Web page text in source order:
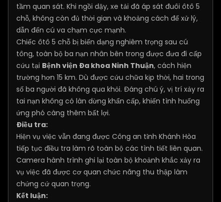
tầm quan sát. Khi ngồi dậy, xe tải đã áp sát đuôi ôtô 5
chỗ, không còn đủ thời gian và khoảng cách để xử lý,
dẫn đến cú va chạm cực mạnh.
Chiếc ôtô 5 chỗ bị biến dạng nghiêm trọng sau cú
tông, toàn bộ ba nạn nhân bên trong được đưa đi cấp
cứu tại Bệnh viện Đa khoa Ninh Thuận, cách hiện
trường hơn 15 km. Dù được cứu chữa kịp thời, hai trong
số ba người đã không qua khỏi. Đáng chú ý, vị trí xảy ra
tai nạn không có làn dừng khẩn cấp, khiến tình huống
ứng phó càng thêm bất lợi.
Điều tra:
Hiện vụ việc vẫn đang được Công an tỉnh Khánh Hòa
tiếp tục điều tra làm rõ toàn bộ các tình tiết liên quan.
Camera hành trình ghi lại toàn bộ khoảnh khắc xảy ra
vụ việc đã được cơ quan chức năng thu thập làm
chứng cứ quan trọng.
Kết luận: